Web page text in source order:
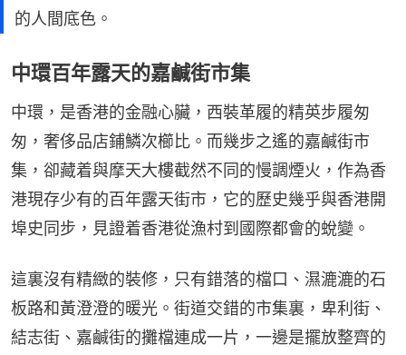
的人間底色。
中環百年露天的嘉鹹街市集
中環，是香港的金融心臟，西裝革履的精英步履匆
匆，奢侈品店鋪鱗次櫛比。而幾步之遙的嘉鹹街市
集，卻藏着與摩天大樓截然不同的慢調煙火，作為香
港現存少有的百年露天街市，它的歷史幾乎與香港開
埠史同步，見證着香港從漁村到國際都會的蛻變。
這裏沒有精緻的裝修，只有錯落的檔口、濕漉漉的石
板路和黃澄澄的暖光。街道交錯的市集裏，卑利街、
結志街、嘉鹹街的攤檔連成一片，一邊是擺放整齊的